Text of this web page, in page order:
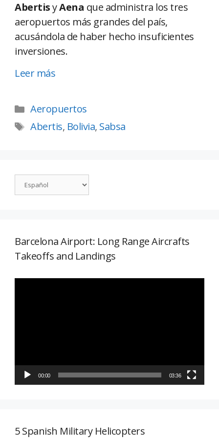
AbertisyAena que administra los tres
aeropuertos más grandes del país,
acusándola de haber hecho insuficientes
inversiones.
Leer más
Aeropuertos
Abertis, Bolivia, Sabsa
Barcelona Airport: Long Range Aircrafts
Takeoffs and Landings
00:00 03:36
5 Spanish Military Helicopters